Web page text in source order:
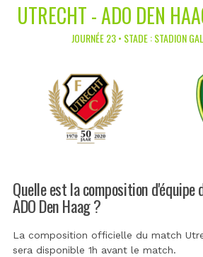
UTRECHT - ADO DEN
JOURNÉE 23 • STADE : STADION
Quelle est la composition
ADO Den Haag ?
La composition officielle du match
sera disponible 1h avant le match.